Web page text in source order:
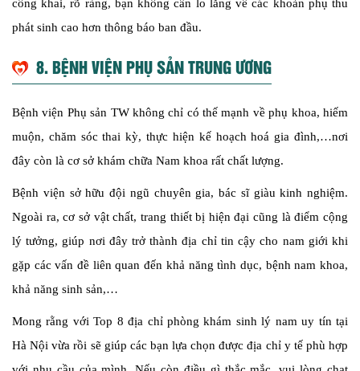
công khai, rõ ràng, bạn không cần lo lắng về các khoản phụ thu
phát sinh cao hơn thông báo ban đầu.
8. BỆNH VIỆN PHỤ SẢN TRUNG ƯƠNG
Bệnh viện Phụ sản TW không chỉ có thế mạnh về phụ khoa, hiếm
muộn, chăm sóc thai kỳ, thực hiện kế hoạch hoá gia đình,…nơi
đây còn là cơ sở khám chữa Nam khoa rất chất lượng.
Bệnh viện sở hữu đội ngũ chuyên gia, bác sĩ giàu kinh nghiệm.
Ngoài ra, cơ sở vật chất, trang thiết bị hiện đại cũng là điểm cộng
lý tưởng, giúp nơi đây trở thành địa chỉ tin cậy cho nam giới khi
gặp các vấn đề liên quan đến khả năng tình dục, bệnh nam khoa,
khả năng sinh sản,…
Mong rằng với Top 8 địa chỉ phòng khám sinh lý nam uy tín tại
Hà Nội vừa rồi sẽ giúp các bạn lựa chọn được địa chỉ y tế phù hợp